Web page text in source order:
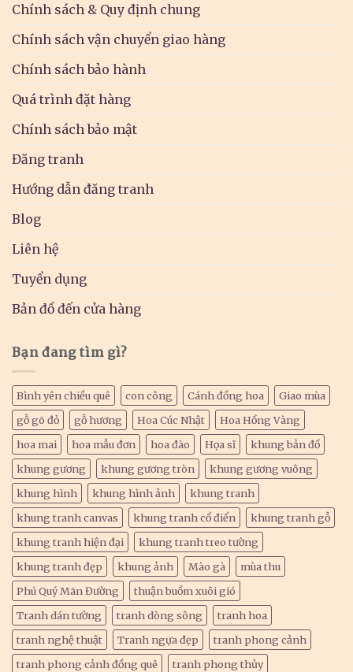
Chính sách & Quy định chung
Chính sách vận chuyển giao hàng
Chính sách bảo hành
Quá trình đặt hàng
Chính sách bảo mật
Đăng tranh
Hướng dẫn đăng tranh
Blog
Liên hệ
Tuyển dụng
Bản đồ đến cửa hàng
Bạn đang tìm gì?
Bình yên chiều quê con công Cánh đồng hoa
Giao mùa
gỗ gõ đỏ
gỗ hương Hoa Cúc Nhật
Hoa Hồng Vàng
hoa mai
hoa mẫu đơn hoa đào Họa sĩ
khung bản đồ
khung gương
khung gương tròn
khung gương vuông
khung hình
khung hình ảnh
khung tranh
khung tranh canvas
khung tranh cổ điển
khung tranh gỗ
khung tranh hiện đại
khung tranh treo tường
khung tranh đẹp
khung ảnh Mào gà
mùa thu
Phú Quý Mãn Đường
thuận buồm xuôi gió
Tranh dán tường
tranh dòng sông
tranh hoa
tranh nghệ thuật
Tranh ngựa đẹp
tranh phong cảnh
tranh phong cảnh đồng quê
tranh phong thủy